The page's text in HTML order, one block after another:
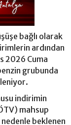
bağlı olarak
ardından
2026 Cuma
grubunda
indirimin
mahsup
beklenen